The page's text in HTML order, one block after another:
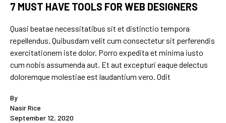
7 MUST HAVE TOOLS FOR WEB DESIGNERS
Quasi beatae necessitatibus sit et distinctio tempora
repellendus. Quibusdam velit cum consectetur sit perferendis
exercitationem iste dolor. Porro expedita et minima iusto
cum nobis assumenda aut. Et aut excepturi eaque delectus
doloremque molestiae est laudantium vero. Odit
By
Nasir Rice
September 12, 2020